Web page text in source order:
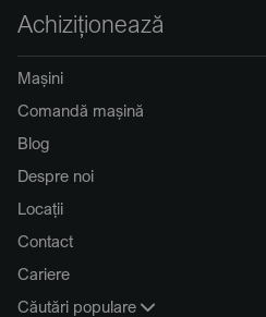
Achiziționează
Mașini
Comandă mașină
Blog
Despre noi
Locații
Contact
Cariere
Căutări populare